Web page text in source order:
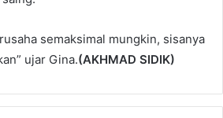
semaksimal mungkin, sisanya
ujar Gina.(AKHMAD SIDIK)